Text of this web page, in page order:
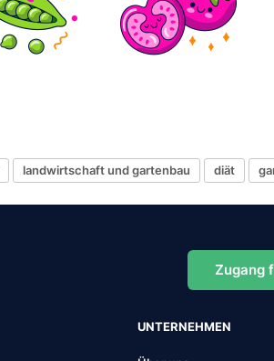
landwirtschaft und gartenbau diät
Zugang
UNTERNEHMEN